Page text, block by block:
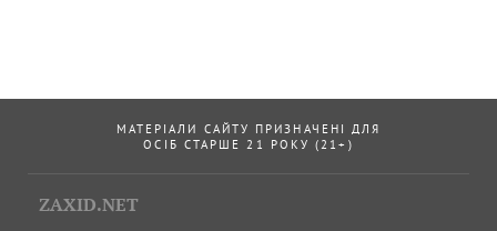
МАТЕРІАЛИ САЙТУ ПРИЗНАЧЕНІ ДЛЯ
ОСІБ СТАРШЕ 21 РОКУ (21+)
ZAXID.NET